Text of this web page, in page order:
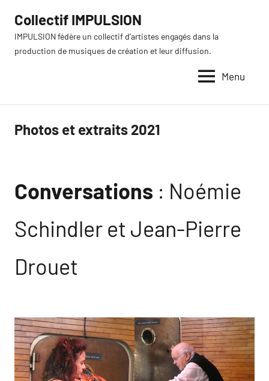
contenu
Collectif IMPULSION
IMPULSION fédère un collectif d’artistes engagés dans la
production de musiques de création et leur diffusion.
Menu
Photos et extraits 2021
Conversations : Noémie
Schindler et Jean-Pierre
Drouet